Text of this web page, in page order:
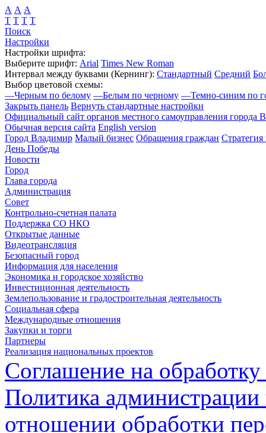
А А А
Т Т Т Т
Поиск
Настройки
Настройки шрифта:
Выберите шрифт: Arial Times New Roman
Интервал между буквами (Кернинг): Стандартный Средний
Выбор цветовой схемы:
—Черным по белому —Белым по черному —Темно-синим по
Закрыть панель Вернуть стандартные настройки
Официальный сайт органов местного самоуправления города
Обычная версия сайта English version
Город Владимир Малый бизнес Обращения граждан Стратегия
День Победы
Новости
Город
Глава города
Администрация
Совет
Контрольно-счетная палата
Поддержка СО НКО
Открытые данные
Видеотрансляция
Безопасный город
Информация для населения
Экономика и городское хозяйство
Инвестиционная деятельность
Землепользование и градостроительная деятельность
Социальная сфера
Международные отношения
Закупки и торги
Партнеры
Реализация национальных проектов
Соглашение на
Политика
отношении обработки